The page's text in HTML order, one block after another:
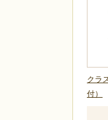
クラ
付）